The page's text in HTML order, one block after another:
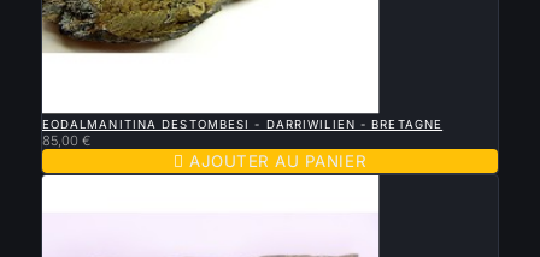
EODALMANITINA DESTOMBESI - DARRIWILIEN - BRETAGNE
85,00 €
 AJOUTER AU PANIER